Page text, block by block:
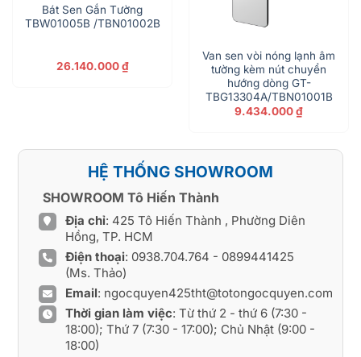
Bát Sen Gắn Tường
TBW01005B /TBN01002B
26.140.000₫
Van sen vòi nóng lạnh âm
tường kèm nút chuyển
hướng dòng GT-
TBG13304A/TBN01001B
9.434.000₫
HỆ THỐNG SHOWROOM
SHOWROOM Tô Hiến Thành
Địa chỉ: 425 Tô Hiến Thành , Phường Diên
Hồng, TP. HCM
Điện thoại: 0938.704.764 - 0899441425
(Ms. Thảo)
Email: ngocquyen425tht@totongocquyen.com
Thời gian làm việc: Từ thứ 2 - thứ 6 (7:30 -
18:00); Thứ 7 (7:30 - 17:00); Chủ Nhật (9:00 -
18:00)